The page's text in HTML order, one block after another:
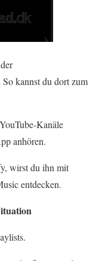
kannst du dort zum
anhören.
wirst du ihn mit
entdecken.